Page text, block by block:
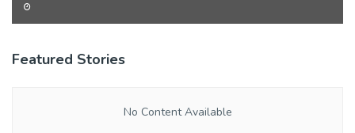
Featured Stories
No Content Available